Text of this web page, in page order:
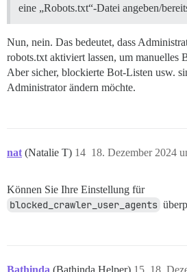
eine „Robots.txt“-Datei angeben/
Nun, nein. Das bedeutet, dass
robots.txt aktiviert lassen, um manuelles
Aber sicher, blockierte Bot-Listen usw.
Administrator ändern möchte.
nat (Natalie T) 18. Dezember 2024
14
Können Sie Ihre Einstellung für
blocked_crawler_user_agents